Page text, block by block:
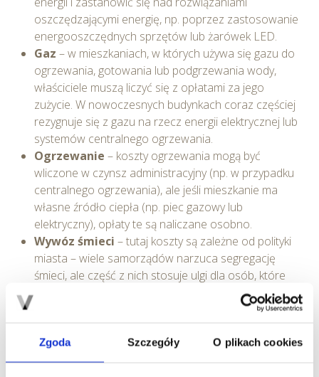
Zgoda Szczegóły O plikach cookies
oszczędzającymi energię, np. poprzez zastosowanie
energooszczędnych sprzętów lub żarówek LED.
Gaz – w mieszkaniach, w których używa się gazu do
ogrzewania, gotowania lub podgrzewania wody,
właściciele muszą liczyć się z opłatami za jego
zużycie. W nowoczesnych budynkach coraz częściej
rezygnuje się z gazu na rzecz energii elektrycznej lub
systemów centralnego ogrzewania.
Ogrzewanie – koszty ogrzewania mogą być
wliczone w czynsz administracyjny (np. w przypadku
centralnego ogrzewania), ale jeśli mieszkanie ma
własne źródło ciepła (np. piec gazowy lub
elektryczny), opłaty te są naliczane osobno.
Wywóz śmieci – tutaj koszty są zależne od polityki
miasta – wiele samorządów narzuca segregację
śmieci, ale część z nich stosuje ulgi dla osób, które
liczby osób zamieszkujących w mieszkaniu oraz ich stylu
życia. Warto regularnie kontrolować zużycie i stosować